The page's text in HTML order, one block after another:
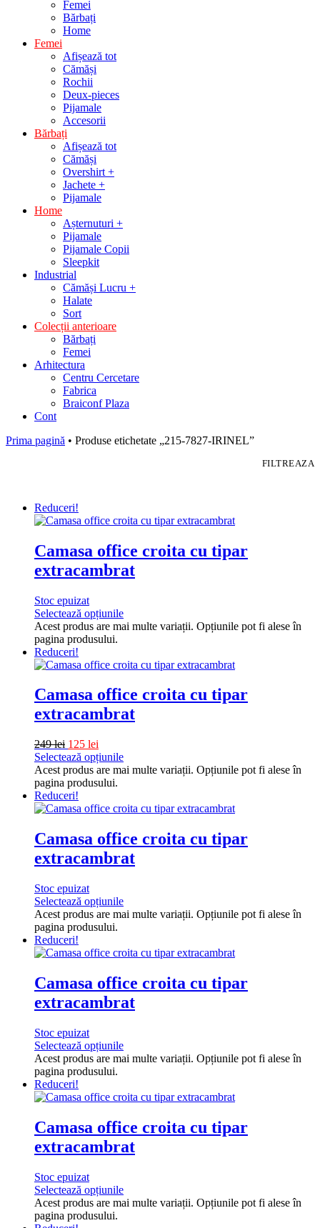
Femei
Bărbați
Home
Femei
Afișează tot
Cămăși
Rochii
Deux-pieces
Pijamale
Accesorii
Bărbați
Afișează tot
Cămăși
Overshirt +
Jachete +
Pijamale
Home
Așternuturi +
Pijamale
Pijamale Copii
Sleepkit
Industrial
Cămăși Lucru +
Halate
Sort
Colecții anterioare
Bărbați
Femei
Arhitectura
Centru Cercetare
Fabrica
Braiconf Plaza
Cont
Prima pagină • Produse etichetate „215-7827-IRINEL”
FILTREAZA
Reduceri!
Camasa office croita cu tipar
extracambrat
Stoc epuizat
Selectează opțiunile
Acest produs are mai multe variații. Opțiunile pot fi alese în
pagina produsului.
Reduceri!
Camasa office croita cu tipar
extracambrat
249lei 125 lei
Selectează opțiunile
Acest produs are mai multe variații. Opțiunile pot fi alese în
pagina produsului.
Reduceri!
Camasa office croita cu tipar
extracambrat
Stoc epuizat
Selectează opțiunile
Acest produs are mai multe variații. Opțiunile pot fi alese în
pagina produsului.
Reduceri!
Camasa office croita cu tipar
extracambrat
Stoc epuizat
Selectează opțiunile
Acest produs are mai multe variații. Opțiunile pot fi alese în
pagina produsului.
Reduceri!
Camasa office croita cu tipar
extracambrat
Stoc epuizat
Selectează opțiunile
Acest produs are mai multe variații. Opțiunile pot fi alese în
pagina produsului.